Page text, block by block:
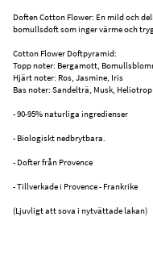
Doften Cotton Flower: En mild och
bomullsdoft som inger värme och
Cotton Flower Doftpyramid:
Topp noter: Bergamott,
Hjärt noter: Ros, Jasmine, Iris
Bas noter: Sandelträ, Musk, Heliotrop
- 90-95% naturliga ingredienser
- Biologiskt nedbrytbara.
- Dofter från Provence
- Tillverkade i Provence - Frankrike
(Ljuvligt att sova i nytvättade lakan)